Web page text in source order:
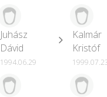
Juhász
Dávid
1994.06.29
Kalmár
Kristóf